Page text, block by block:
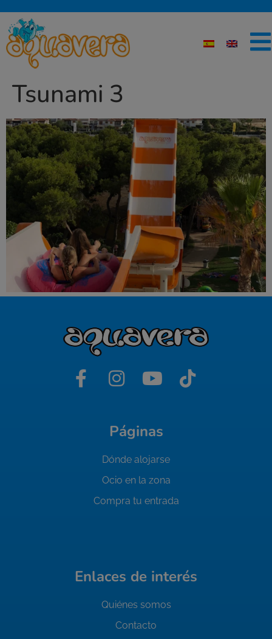
Tsunami 3
Páginas
Dónde alojarse
Ocio en la zona
Compra tu entrada
Enlaces de interés
Quiénes somos
Contacto